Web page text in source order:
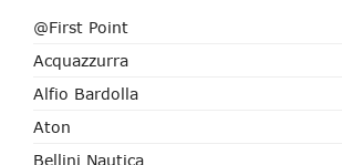
@First Point
Acquazzurra
Alfio Bardolla
Aton
Bellini Nautica